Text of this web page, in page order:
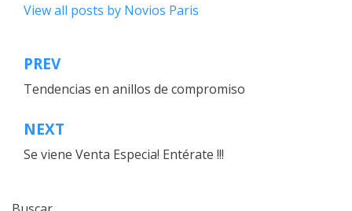
View all posts by Novios Paris
Navegación
de
entradas
PREV
Tendencias en anillos de compromiso
NEXT
Se viene Venta Especia! Entérate !!!